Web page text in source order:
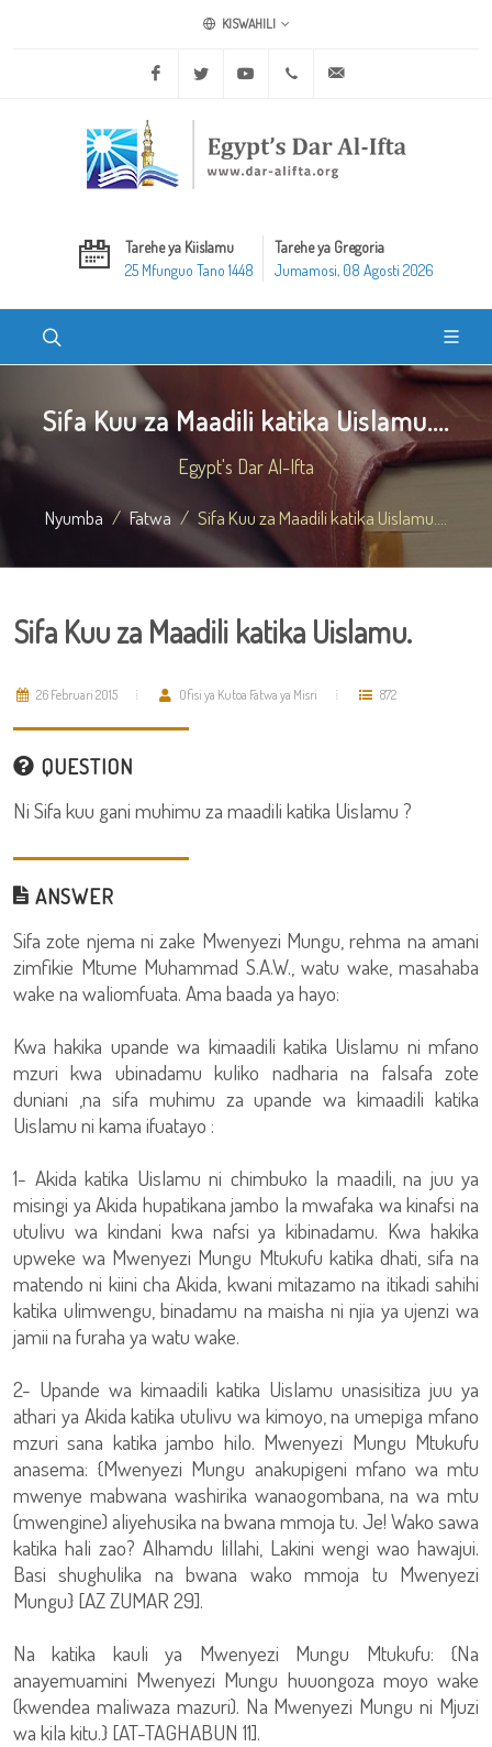
KISWAHILI
Facebook Twitter Youtube +20 2 25970400
Tarehe ya Kiislamu
25 Mfunguo Tano 1448
Tarehe ya Gregoria
Jumamosi, 08 Agosti 2026
Sifa Kuu za Maadili katika Uislamu....
Egypt's Dar Al-Ifta
Nyumba Fatwa Sifa Kuu za Maadili katika Uislamu....
Sifa Kuu za Maadili katika Uislamu.
26 Februari 2015 Ofisi ya Kutoa Fatwa ya Misri 872
QUESTION
Ni Sifa kuu gani muhimu za maadili katika Uislamu ?
ANSWER
Sifa zote njema ni zake Mwenyezi Mungu, rehma na amani
zimfikie Mtume Muhammad S.A.W., watu wake, masahaba
wake na waliomfuata. Ama baada ya hayo:
Kwa hakika upande wa kimaadili katika Uislamu ni mfano
mzuri kwa ubinadamu kuliko nadharia na falsafa zote
duniani ,na sifa muhimu za upande wa kimaadili katika
Uislamu ni kama ifuatayo :
1- Akida katika Uislamu ni chimbuko la maadili, na juu ya
misingi ya Akida hupatikana jambo la mwafaka wa kinafsi na
utulivu wa kindani kwa nafsi ya kibinadamu. Kwa hakika
upweke wa Mwenyezi Mungu Mtukufu katika dhati, sifa na
matendo ni kiini cha Akida, kwani mitazamo na itikadi sahihi
katika ulimwengu, binadamu na maisha ni njia ya ujenzi wa
jamii na furaha ya watu wake.
2- Upande wa kimaadili katika Uislamu unasisitiza juu ya
athari ya Akida katika utulivu wa kimoyo, na umepiga mfano
mzuri sana katika jambo hilo. Mwenyezi Mungu Mtukufu
anasema: {Mwenyezi Mungu anakupigeni mfano wa mtu
mwenye mabwana washirika wanaogombana, na wa mtu
(mwengine) aliyehusika na bwana mmoja tu. Je! Wako sawa
katika hali zao? Alhamdu lillahi, Lakini wengi wao hawajui.
Basi shughulika na bwana wako mmoja tu Mwenyezi
Mungu} [AZ ZUMAR 29].
Na katika kauli ya Mwenyezi Mungu Mtukufu: {Na
anayemuamini Mwenyezi Mungu huuongoza moyo wake
(kwendea maliwaza mazuri). Na Mwenyezi Mungu ni Mjuzi
wa kila kitu.} [AT-TAGHABUN 11].